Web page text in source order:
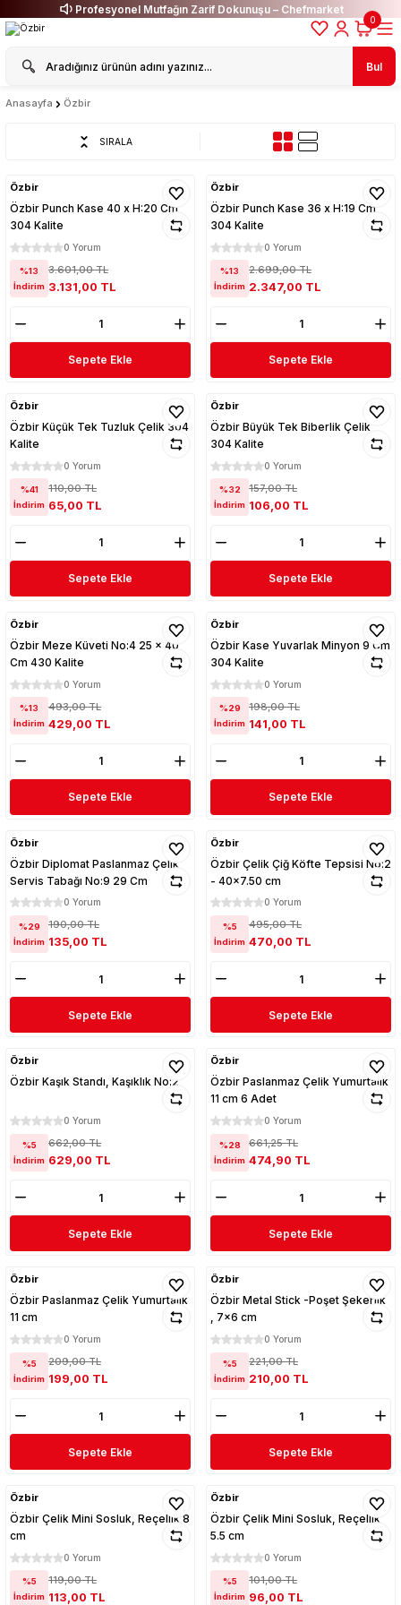
Profesyonel Mutfağın Zarif Dokunuşu – Chefmarket
Bul
0
Anasayfa Özbir
SIRALA
Özbir
Özbir Punch Kase 40 x H:20 Cm
304 Kalite
0 Yorum
%13
İndirim
3.601,00 TL
3.131,00 TL
Sepete Ekle
Özbir
Özbir Punch Kase 36 x H:19 Cm
304 Kalite
0 Yorum
%13
İndirim
2.699,00 TL
2.347,00 TL
Sepete Ekle
Özbir
Özbir Küçük Tek Tuzluk Çelik 304
Kalite
0 Yorum
%41
İndirim
110,00 TL
65,00 TL
Sepete Ekle
Özbir
Özbir Büyük Tek Biberlik Çelik
304 Kalite
0 Yorum
%32
İndirim
157,00 TL
106,00 TL
Sepete Ekle
Özbir
Özbir Meze Küveti No:4 25 x 40
Cm 430 Kalite
0 Yorum
%13
İndirim
493,00 TL
429,00 TL
Sepete Ekle
Özbir
Özbir Kase Yuvarlak Minyon 9 Cm
304 Kalite
0 Yorum
%29
İndirim
198,00 TL
141,00 TL
Sepete Ekle
Özbir
Özbir Diplomat Paslanmaz Çelik
Servis Tabağı No:9 29 Cm
0 Yorum
%29
İndirim
190,00 TL
135,00 TL
Sepete Ekle
Özbir
Özbir Çelik Çiğ Köfte Tepsisi No:2
- 40x7.50 cm
0 Yorum
%5
İndirim
495,00 TL
470,00 TL
Sepete Ekle
Özbir
Özbir Kaşık Standı, Kaşıklık No:2
0 Yorum
%5
İndirim
662,00 TL
629,00 TL
Sepete Ekle
Özbir
Özbir Paslanmaz Çelik Yumurtalık
11 cm 6 Adet
0 Yorum
%28
İndirim
661,25 TL
474,90 TL
Sepete Ekle
Özbir
Özbir Paslanmaz Çelik Yumurtalık
11 cm
0 Yorum
%5
İndirim
209,00 TL
199,00 TL
Sepete Ekle
Özbir
Özbir Metal Stick -Poşet Şekerlik
, 7x6 cm
0 Yorum
%5
İndirim
221,00 TL
210,00 TL
Sepete Ekle
Özbir
Özbir Çelik Mini Sosluk, Reçellik 8
cm
0 Yorum
%5
İndirim
119,00 TL
113,00 TL
Özbir
Özbir Çelik Mini Sosluk, Reçellik
5.5 cm
0 Yorum
%5
İndirim
101,00 TL
96,00 TL